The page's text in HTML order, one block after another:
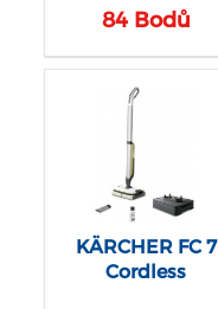
84 Bodů
KÄRCHER FC 7
Cordless